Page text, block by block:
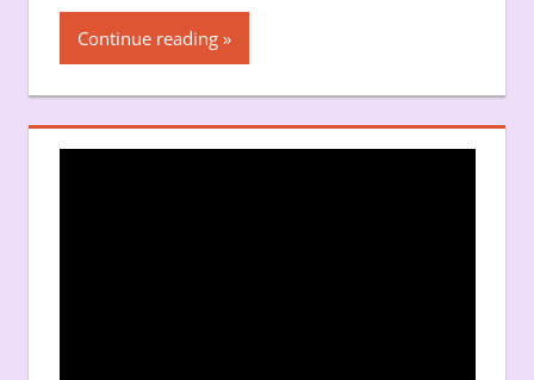
Continue reading